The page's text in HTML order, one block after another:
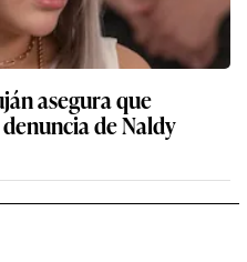
asegura que
de Naldy